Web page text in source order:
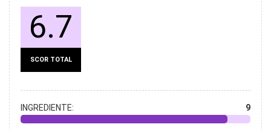
6.7
SCOR TOTAL
INGREDIENTE: 9